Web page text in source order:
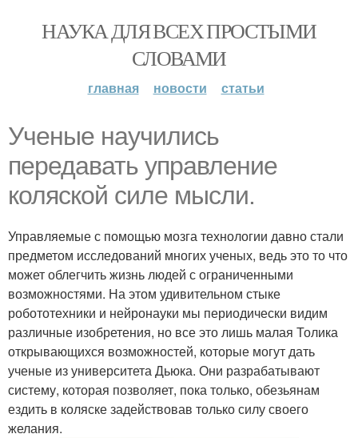
НАУКА ДЛЯ ВСЕХ ПРОСТЫМИ
СЛОВАМИ
главная новости статьи
Ученые научились
передавать управление
коляской силе мысли.
Управляемые с помощью мозга технологии давно стали
предметом исследований многих ученых, ведь это то что
может облегчить жизнь людей с ограниченными
возможностями. На этом удивительном стыке
робототехники и нейронауки мы периодически видим
различные изобретения, но все это лишь малая Толика
открывающихся возможностей, которые могут дать
ученые из университета Дьюка. Они разрабатывают
систему, которая позволяет, пока только, обезьянам
ездить в коляске задействовав только силу своего
желания.